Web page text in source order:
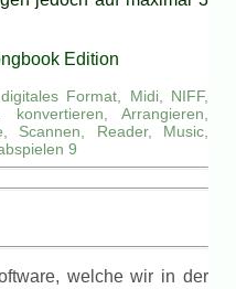
Edition
Format, Midi, NIFF,
Arrangieren,
Scannen, Reader, Music,
9
welche wir in der